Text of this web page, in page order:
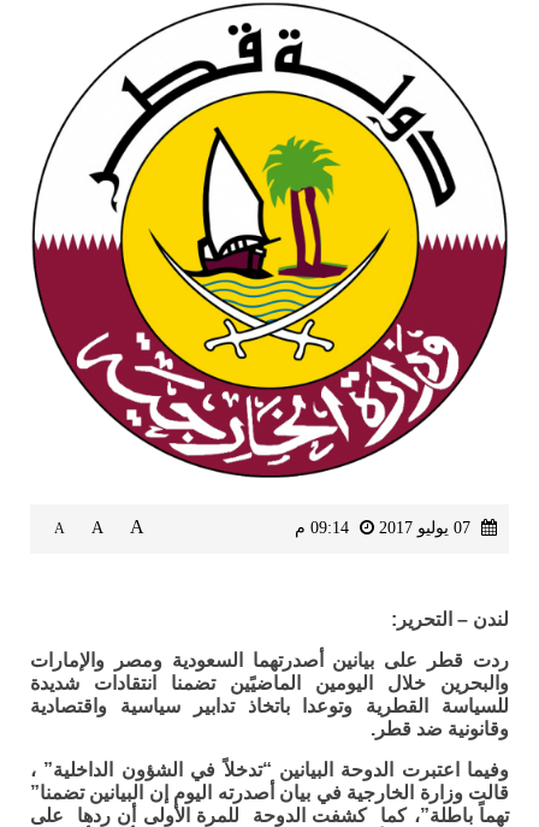
A
A
A
لندن – التحرير:
ردت قطر على بيانين أصدرتهما السعودية ومصر والإمارات
والبحرين خلال اليومين الماضيًين تضمنا انتقادات شديدة
للسياسة القطرية وتوعدا باتخاذ تدابير سياسية واقتصادية
وقانونية ضد قطر.
وفيما اعتبرت الدوحة البيانين “تدخلاً في الشؤون الداخلية” ،
قالت وزارة الخارجية في بيان أصدرته اليوم إن البيانين تضمنا”
تهماً باطلة”، كما كشفت الدوحة للمرة الأولى أن ردها على